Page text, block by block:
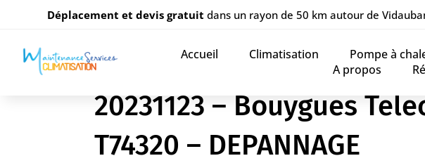
Déplacement et devis gratuitdans un rayon de 50 km autour de
Accueil Climatisation Pompe à
A propos
20231123 – Bouygues
T74320 – DEPANNAGE